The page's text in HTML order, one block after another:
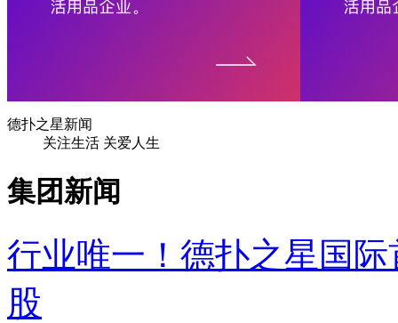
德扑之星新闻
关注生活 关爱人生
集团新闻
行业唯一！德扑之星国
股